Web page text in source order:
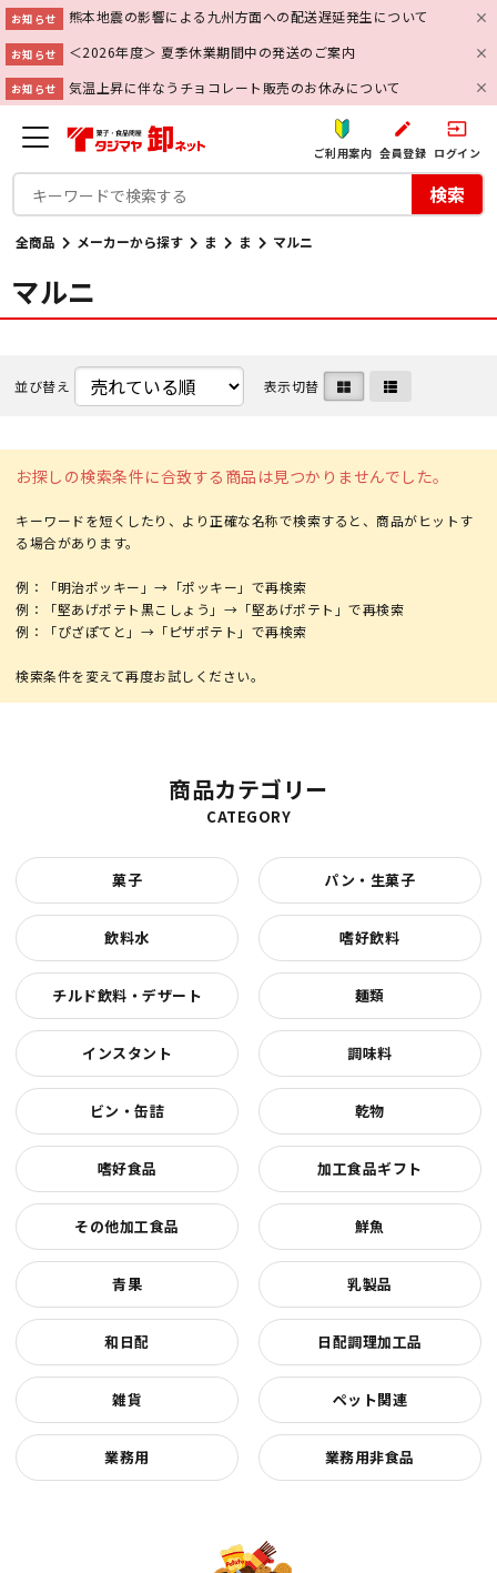
お知らせ 熊本地震の影響による九州方面への配送遅延発生について
お知らせ ＜2026年度＞ 夏季休業期間中の発送のご案内
お知らせ 気温上昇に伴なうチョコレート販売のお休みについて
ご利用案内
create
会員登録
input
ログイン
検索
全商品 メーカーから探す ま ま マルニ
マルニ
並び替え 表示切替
お探しの検索条件に合致する商品は見つかりませんでした。
キーワードを短くしたり、より正確な名称で検索すると、商品がヒットす
る場合があります。
例：「明治ポッキー」→「ポッキー」で再検索
例：「堅あげポテト黒こしょう」→「堅あげポテト」で再検索
例：「ぴざぽてと」→「ピザポテト」で再検索
商品カテゴリー
CATEGORY
菓子 パン・生菓子
飲料水 嗜好飲料
チルド飲料・デザート 麺類
インスタント 調味料
ビン・缶詰 乾物
嗜好食品 加工食品ギフト
その他加工食品 鮮魚
青果 乳製品
和日配 日配調理加工品
雑貨 ペット関連
業務用 業務用非食品